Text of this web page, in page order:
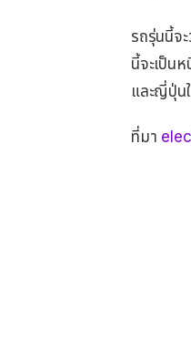
รถรุ่นนี้จ
นี้จะเป็น
และญี่ปุ่น
ที่มา